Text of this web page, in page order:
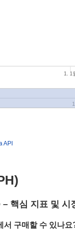
1. 1
API
핵심 지표 및 시
구매할 수 있나요